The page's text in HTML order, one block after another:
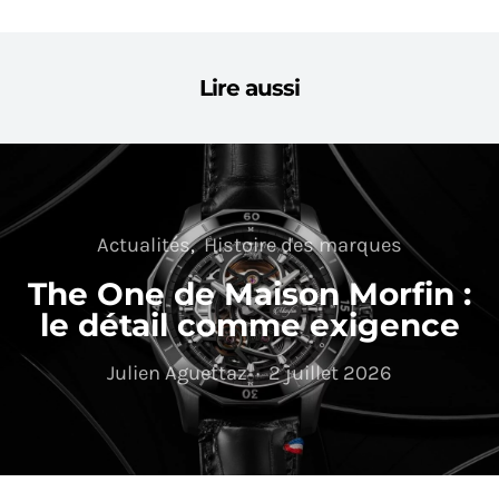
Lire aussi
Actualités Histoire des marques
The One de Maison Morfin :
le détail comme exigence
Julien Aguettaz 2 juillet 2026